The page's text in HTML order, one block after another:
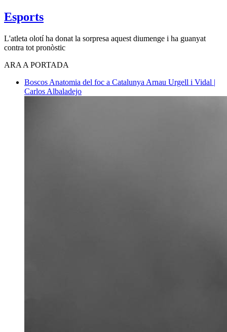
Esports
L'atleta olotí ha donat la sorpresa aquest diumenge i ha guanyat
contra tot pronòstic
ARA A PORTADA
Boscos Anatomia del foc a Catalunya Arnau Urgell i Vidal |
Carlos Albaladejo